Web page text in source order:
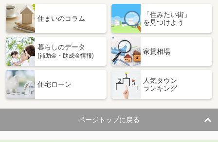
住まいのコラム
「住みたい街」
を見つけよう
暮らしのデータ
(補助金・助成金情報)
家賃相場
住宅ローン
人気タウン
ランキング
ページトップに戻る